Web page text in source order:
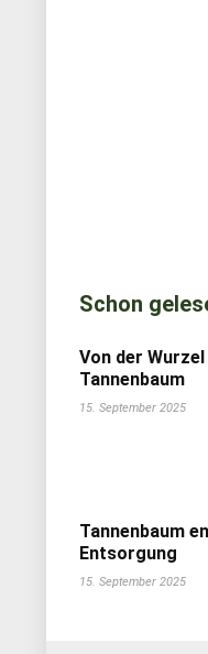
Schon
Von der
Tannenbaum
15. September 2025
Tannenbaum
Entsorgung
15. September 2025